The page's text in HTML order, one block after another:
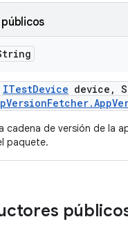
ITestDevice device ,
VersionFetcher.App
cadena de versión de la
paquete.